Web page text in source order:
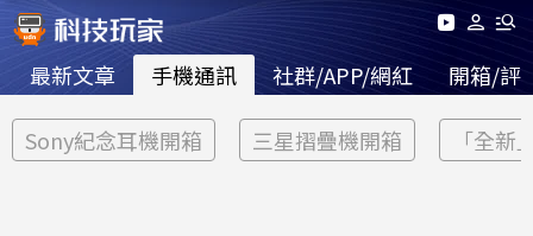
最新文章 手機通訊 社群/APP/網紅 開箱/評
Sony紀念耳機開箱 三星摺疊機開箱 「全新